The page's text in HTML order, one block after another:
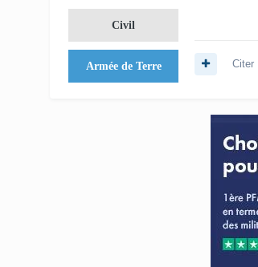
Civil
Armée de Terre Citer